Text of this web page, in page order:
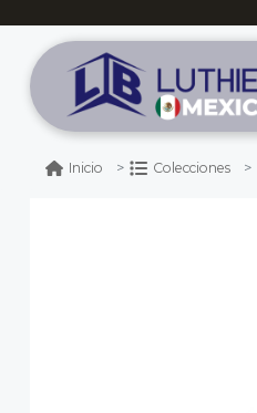
Inicio Colecciones